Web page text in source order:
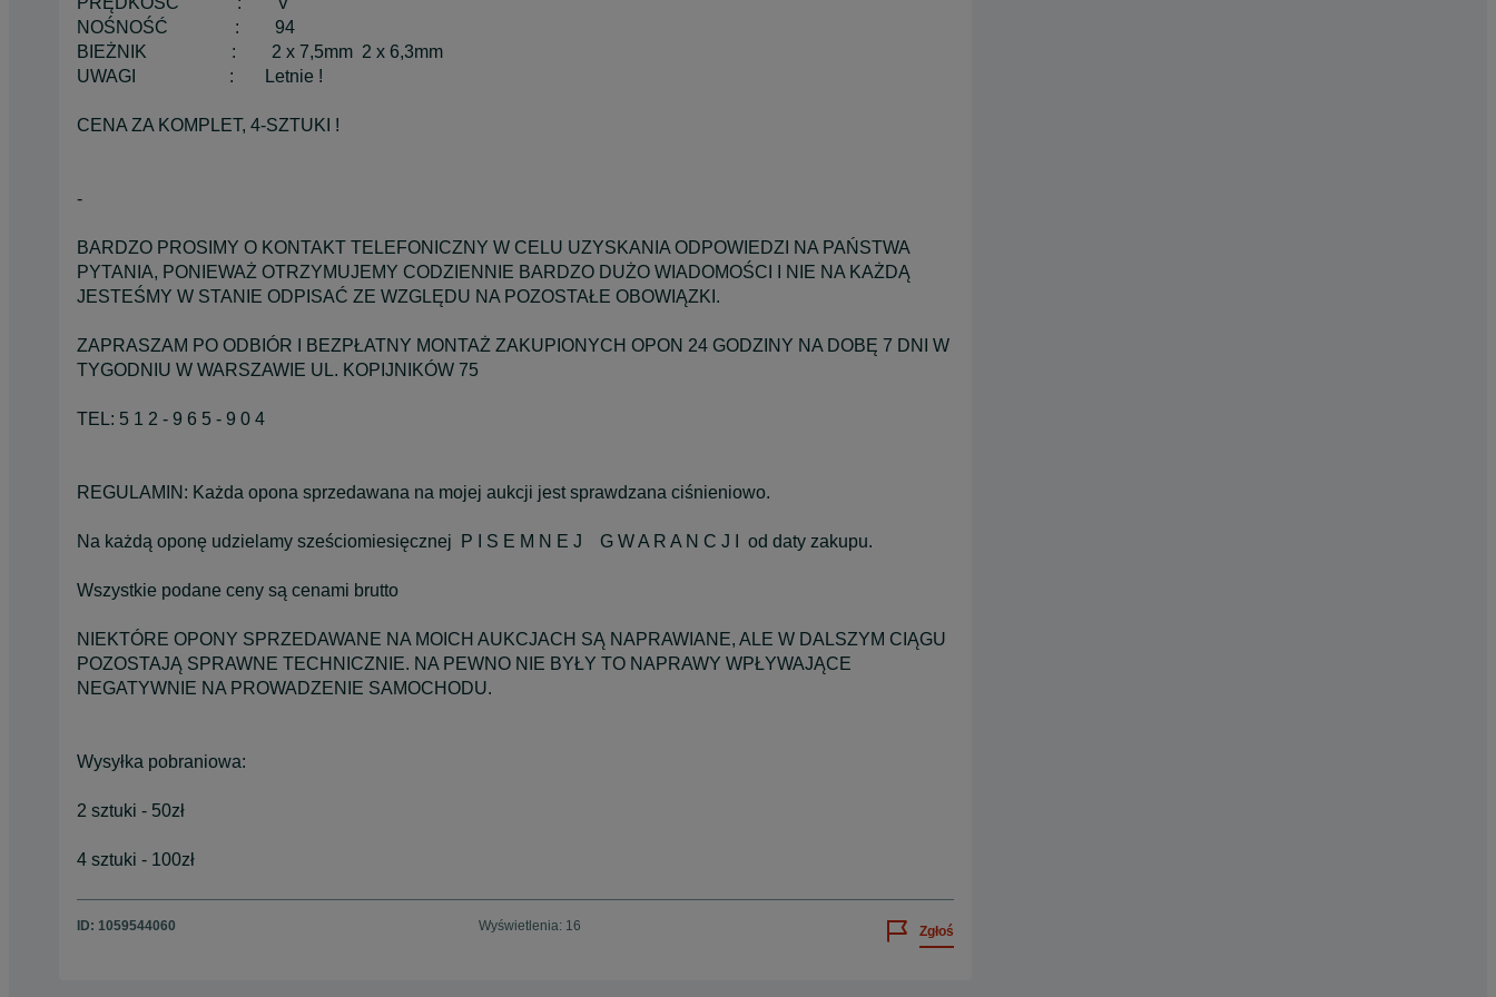
NOŚNOŚĆ : 94
BIEŻNIK : 2 x 7,5mm 2 x 6,3mm
UWAGI : Letnie !
CENA ZA KOMPLET, 4-SZTUKI !
-
BARDZO PROSIMY O KONTAKT TELEFONICZNY W CELU UZYSKANIA ODPOWIEDZI NA PAŃSTWA
PYTANIA, PONIEWAŻ OTRZYMUJEMY CODZIENNIE BARDZO DUŻO WIADOMOŚCI I NIE NA KAŻDĄ
JESTEŚMY W STANIE ODPISAĆ ZE WZGLĘDU NA POZOSTAŁE OBOWIĄZKI.
ZAPRASZAM PO ODBIÓR I BEZPŁATNY MONTAŻ ZAKUPIONYCH OPON 24 GODZINY NA DOBĘ 7 DNI W
TYGODNIU W WARSZAWIE UL. KOPIJNIKÓW 75
TEL: 5 1 2 - 9 6 5 - 9 0 4
REGULAMIN: Każda opona sprzedawana na mojej aukcji jest sprawdzana ciśnieniowo.
Na każdą oponę udzielamy sześciomiesięcznej P I S E M N E J G W A R A N C J I od daty zakupu.
Wszystkie podane ceny są cenami brutto
NIEKTÓRE OPONY SPRZEDAWANE NA MOICH AUKCJACH SĄ NAPRAWIANE, ALE W DALSZYM CIĄGU
POZOSTAJĄ SPRAWNE TECHNICZNIE. NA PEWNO NIE BYŁY TO NAPRAWY WPŁYWAJĄCE
NEGATYWNIE NA PROWADZENIE SAMOCHODU.
Wysyłka pobraniowa:
2 sztuki - 50zł
4 sztuki - 100zł
ID: 1059544060 Wyświetlenia: 16 Zgłoś